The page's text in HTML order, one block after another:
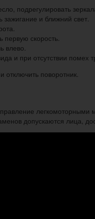
подрегулировать
зажигание и ближний свет.
первую скорость.
влево.
и при отсутствии помех
отключить поворотник.
допускаются лица,